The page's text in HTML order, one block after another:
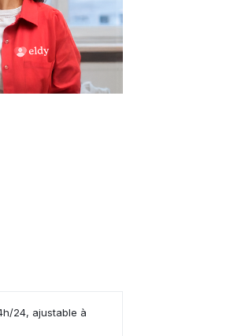
24, ajustable à